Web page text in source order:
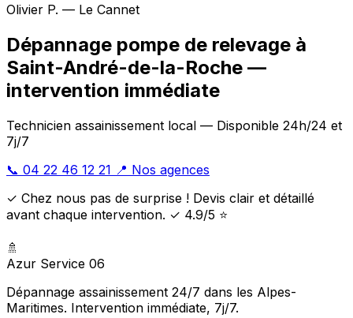
Olivier P. — Le Cannet
Dépannage pompe de relevage à
Saint-André-de-la-Roche —
intervention immédiate
Technicien assainissement local — Disponible 24h/24 et
7j/7
📞 04 22 46 12 21 📍 Nos agences
✓ Chez nous pas de surprise ! Devis clair et détaillé
avant chaque intervention. ✓ 4.9/5 ⭐
🚿
Azur Service 06
Dépannage assainissement 24/7 dans les Alpes-
Maritimes. Intervention immédiate, 7j/7.